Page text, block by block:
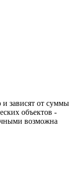
зависят от суммы
объектов -
возможна